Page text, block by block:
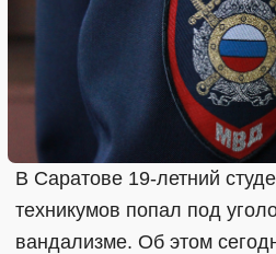
В Саратове 19-летний
техникумов попал под
вандализме. Об этом